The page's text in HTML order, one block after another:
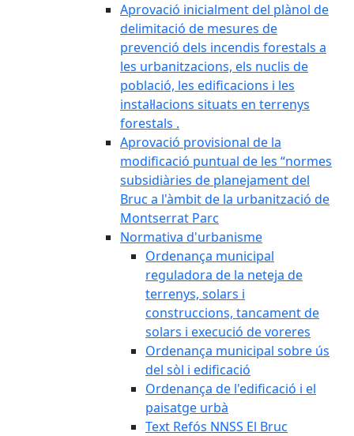
Aprovació inicialment del plànol de
delimitació de mesures de
prevenció dels incendis forestals a
les urbanitzacions, els nuclis de
població, les edificacions i les
instal·lacions situats en terrenys
forestals .
Aprovació provisional de la
modificació puntual de les “normes
subsidiàries de planejament del
Bruc a l'àmbit de la urbanització de
Montserrat Parc
Normativa d'urbanisme
Ordenança municipal
reguladora de la neteja de
terrenys, solars i
construccions, tancament de
solars i execució de voreres
Ordenança municipal sobre ús
del sòl i edificació
Ordenança de l'edificació i el
paisatge urbà
Text Refós NNSS El Bruc